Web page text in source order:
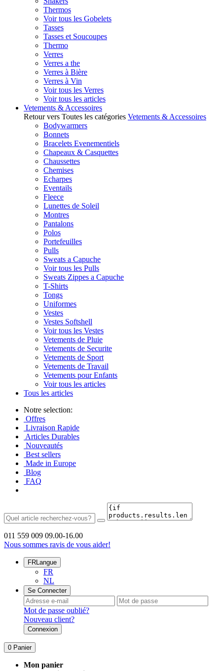
Thermos
Voir tous les Gobelets
Tasses
Tasses et Soucoupes
Thermo
Verres
Verres a the
Verres à Bière
Verres à Vin
Voir tous les Verres
Voir tous les articles
Vetements & Accessoires
Retour vers Toutes les catégories Vetements & Accessoires
Bodywarmers
Bonnets
Bracelets Evenementiels
Chapeaux & Casquettes
Chaussettes
Chemises
Echarpes
Eventails
Fleece
Lunettes de Soleil
Montres
Pantalons
Polos
Portefeuilles
Pulls
Sweats a Capuche
Voir tous les Pulls
Sweats Zippes a Capuche
T-Shirts
Tongs
Uniformes
Vestes
Vestes Softshell
Voir tous les Vestes
Vetements de Pluie
Vetements de Securite
Vetements de Sport
Vetements de Travail
Vetements pour Enfants
Voir tous les articles
Tous les articles
Notre selection:
Offres
Livraison Rapide
Articles Durables
Nouveautés
Best sellers
Made in Europe
Blog
FAQ
011 559 009 09.00-16.00
Nous sommes ravis de vous aider!
FRLangue
FR
NL
Se Connecter
Mot de passe oublié?
Nouveau client?
Connexion
0 Panier
Mon panier